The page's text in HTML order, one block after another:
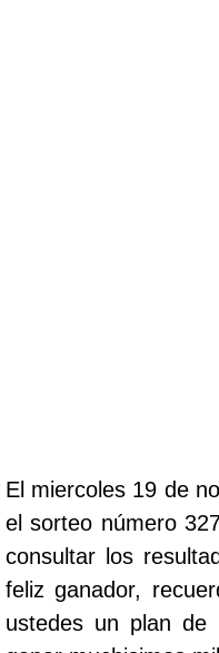
Cafeterito
Caribeña Día
Caribeña
El miercoles 19 de
el sorteo número
consultar los
feliz ganador,
ustedes un plan de